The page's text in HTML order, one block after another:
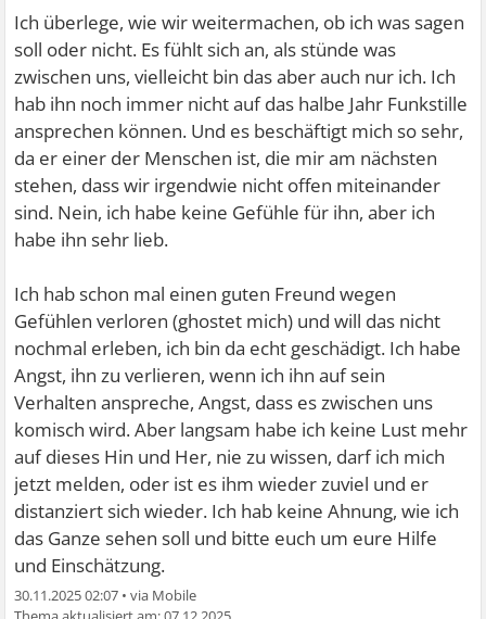
Ich überlege, wie wir weitermachen, ob ich was sagen
soll oder nicht. Es fühlt sich an, als stünde was
zwischen uns, vielleicht bin das aber auch nur ich. Ich
hab ihn noch immer nicht auf das halbe Jahr Funkstille
ansprechen können. Und es beschäftigt mich so sehr,
da er einer der Menschen ist, die mir am nächsten
stehen, dass wir irgendwie nicht offen miteinander
sind. Nein, ich habe keine Gefühle für ihn, aber ich
habe ihn sehr lieb.
Ich hab schon mal einen guten Freund wegen
Gefühlen verloren (ghostet mich) und will das nicht
nochmal erleben, ich bin da echt geschädigt. Ich habe
Angst, ihn zu verlieren, wenn ich ihn auf sein
Verhalten anspreche, Angst, dass es zwischen uns
komisch wird. Aber langsam habe ich keine Lust mehr
auf dieses Hin und Her, nie zu wissen, darf ich mich
jetzt melden, oder ist es ihm wieder zuviel und er
distanziert sich wieder. Ich hab keine Ahnung, wie ich
das Ganze sehen soll und bitte euch um eure Hilfe
und Einschätzung.
30.11.2025 02:07 •